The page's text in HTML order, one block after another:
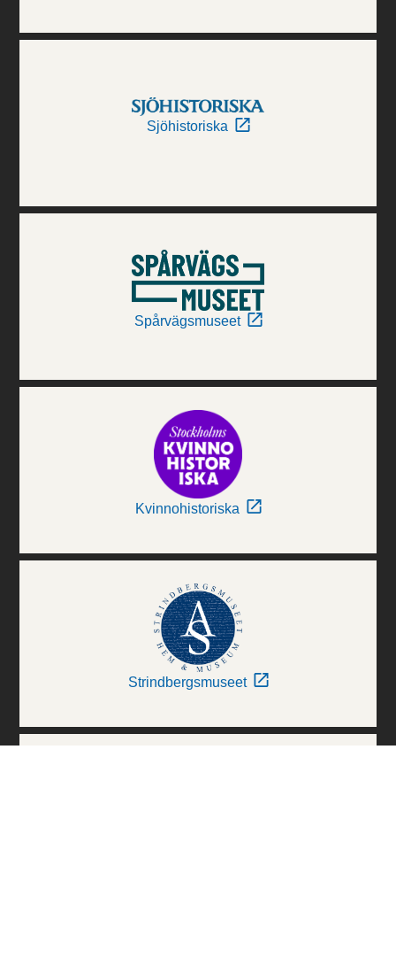
Sjöhistoriska
Spårvägsmuseet
Kvinnohistoriska
Strindbergsmuseet